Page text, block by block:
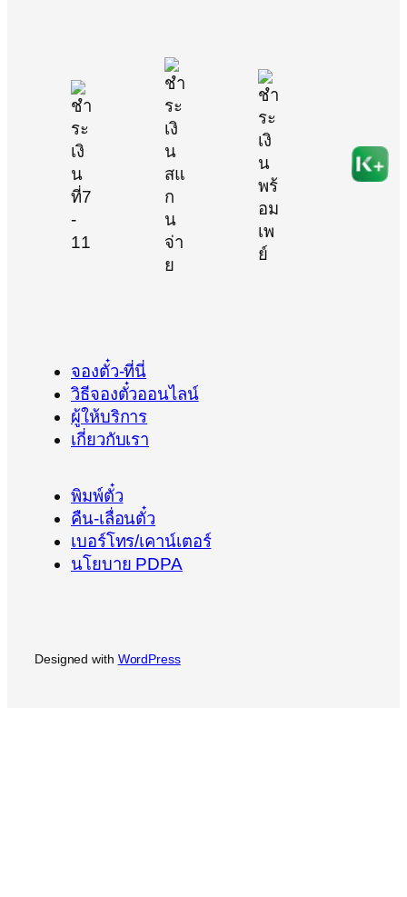
จองตั๋ว-ที่นี่
วิธีจองตั๋วออนไลน์
ผู้ให้บริการ
เกี่ยวกับเรา
พิมพ์ตั๋ว
คืน-เลื่อนตั๋ว
เบอร์โทร/เคาน์เตอร์
นโยบาย PDPA
Designed with WordPress